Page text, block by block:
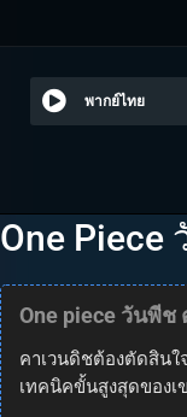
พากย์ไทย
One Piece
One piece วันพีช
คาเวนดิชต้องตัดสินใ
เทคนิคขั้นสูงสุดของเ